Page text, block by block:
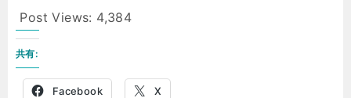
Post Views: 4,384
共有:
Facebook X